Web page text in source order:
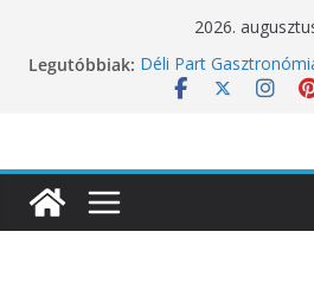
content
2026.
Legutóbbiak: Déli Part
10 éves lett a
Budapest is
nemzetközi